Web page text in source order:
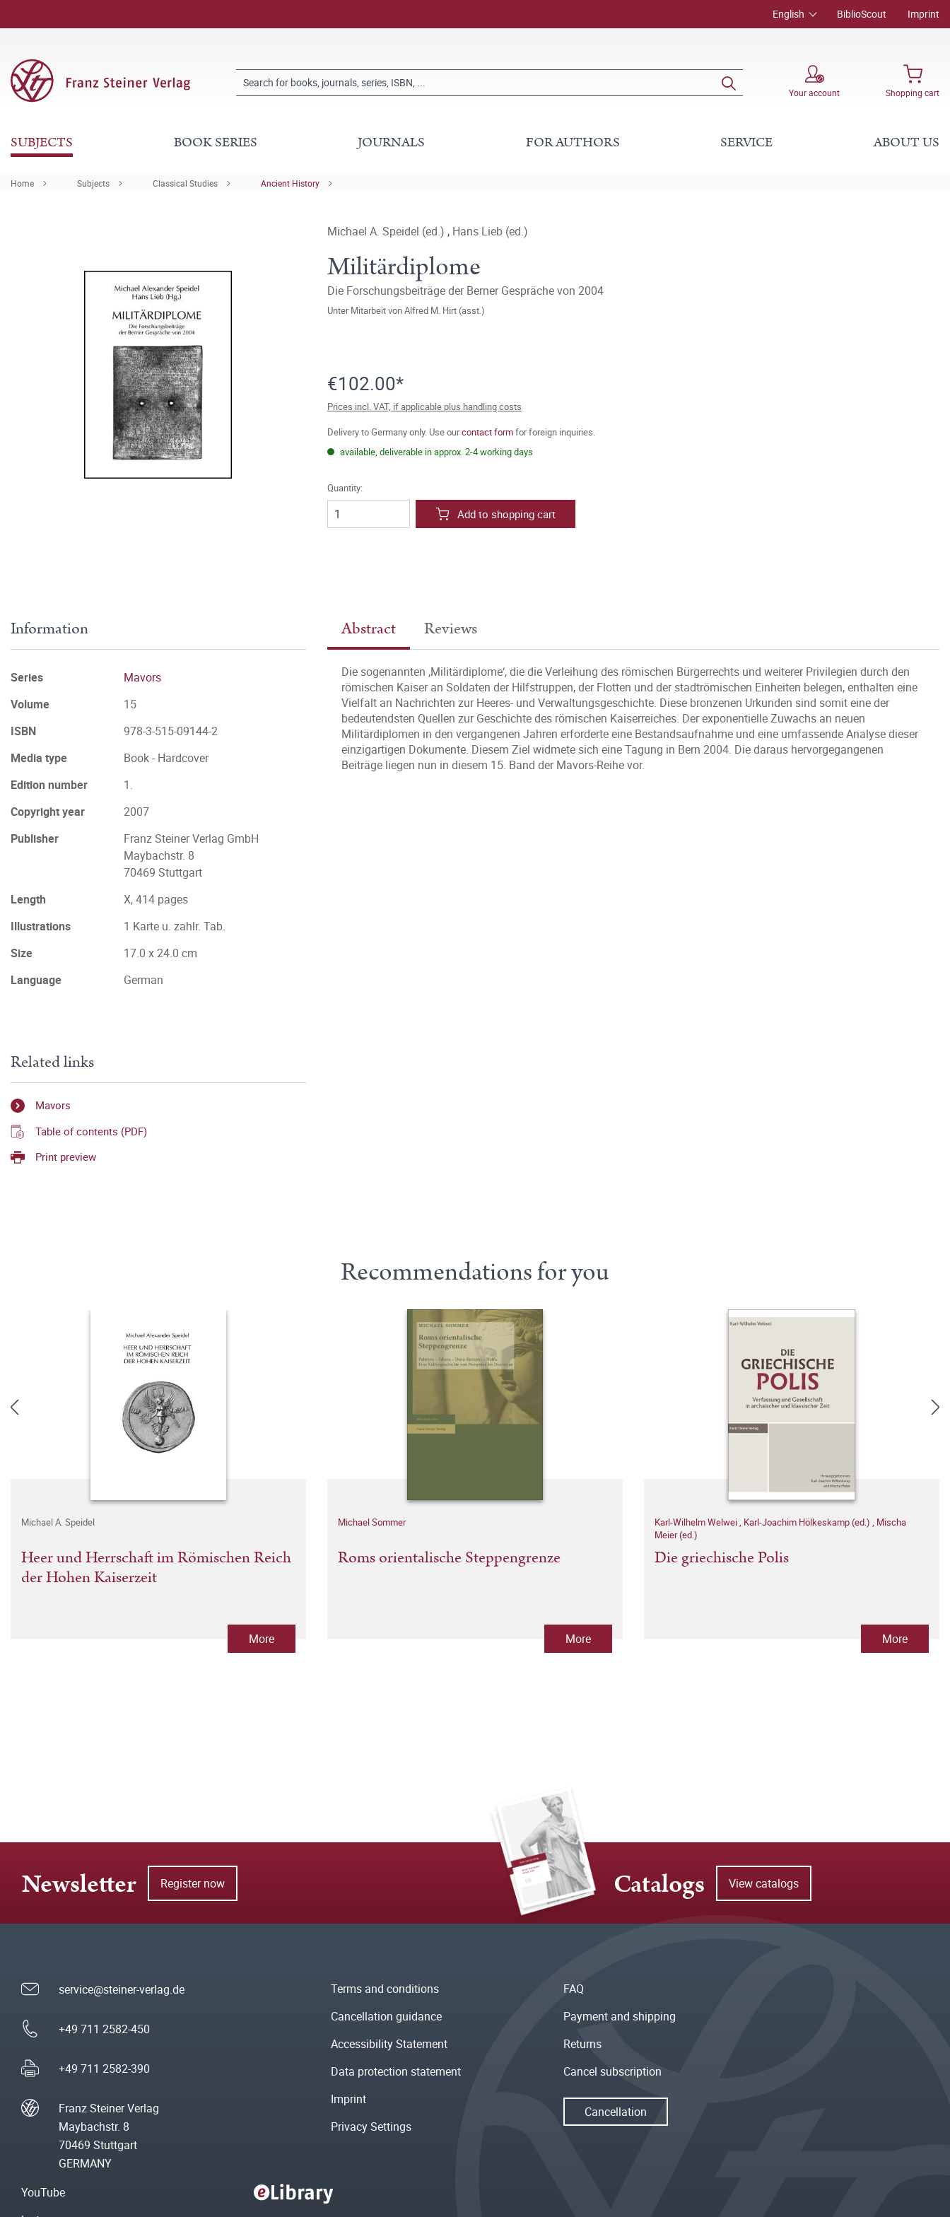
English BiblioScout Imprint
Your account Shopping cart
SUBJECTS BOOK SERIES JOURNALS FOR AUTHORS SERVICE ABOUT US
Home Subjects Classical Studies Ancient History
Michael A. Speidel (ed.) , Hans Lieb (ed.)
Militärdiplome
Die Forschungsbeiträge der Berner Gespräche von 2004
Unter Mitarbeit vonAlfred M. Hirt (asst.)
€102.00*
Prices incl. VAT, if applicable plus handling costs
Delivery to Germany only. Use ourcontact formfor foreign inquiries.
available, deliverable in approx. 2-4 working days
Quantity:
Add to shopping cart
Abstract Reviews
Die sogenannten ‚Militärdiplome‘, die die Verleihung des römischen Bürgerrechts und weiterer Privilegien durch den
römischen Kaiser an Soldaten der Hilfstruppen, der Flotten und der stadtrömischen Einheiten belegen, enthalten eine
Vielfalt an Nachrichten zur Heeres- und Verwaltungsgeschichte. Diese bronzenen Urkunden sind somit eine der
bedeutendsten Quellen zur Geschichte des römischen Kaiserreiches. Der exponentielle Zuwachs an neuen
Militärdiplomen in den vergangenen Jahren erforderte eine Bestandsaufnahme und eine umfassende Analyse dieser
einzigartigen Dokumente. Diesem Ziel widmete sich eine Tagung in Bern 2004. Die daraus hervorgegangenen
Beiträge liegen nun in diesem 15. Band der Mavors-Reihe vor.
Information
Series
Mavors
Volume
15
ISBN
978-3-515-09144-2
Media type
Book - Hardcover
Edition number
1.
Copyright year
2007
Publisher
Franz Steiner Verlag GmbH
Maybachstr. 8
70469 Stuttgart
Length
X, 414 pages
Illustrations
1 Karte u. zahlr. Tab.
Size
17.0 x 24.0 cm
Language
German
Related links
Mavors
Table of contents (PDF)
Print preview
Recommendations for you
Michael A. Speidel
Heer und Herrschaft im Römischen Reich
der Hohen Kaiserzeit
More
Michael Sommer
Roms orientalische Steppengrenze
More
Karl-Wilhelm Welwei, Karl-Joachim Hölkeskamp (ed.) , Mischa
Meier (ed.)
Die griechische Polis
More
Newsletter Register now Catalogs View catalogs
service@steiner-verlag.de
+49 711 2582-450
+49 711 2582-390
Franz Steiner Verlag
Maybachstr. 8
70469 Stuttgart
GERMANY
Terms and conditions
Cancellation guidance
Accessibility Statement
Data protection statement
Imprint
Privacy Settings
FAQ
Payment and shipping
Returns
Cancel subscription
Cancellation
YouTube